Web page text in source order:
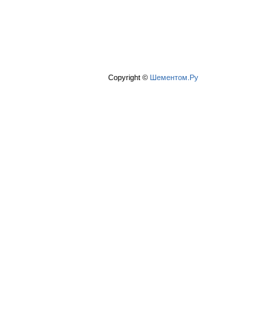
Copyright © Шементом.Ру